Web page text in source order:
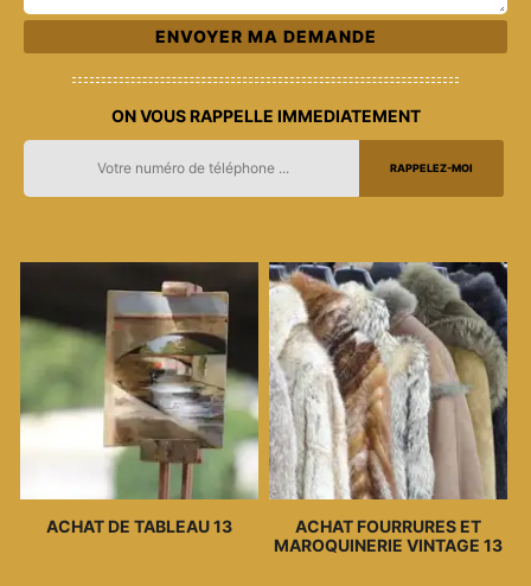
ON VOUS RAPPELLE IMMEDIATEMENT
ACHAT DE TABLEAU 13
ACHAT FOURRURES ET
MAROQUINERIE VINTAGE 13